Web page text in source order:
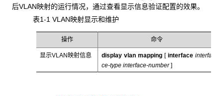
后VLAN映射的运行情况，通过查看显示信息验证配置的效果。
表1-1 VLAN映射显示和维护
操作 命令
显示VLAN映射信息 display vlan mapping [ interface interfa
ce-type interface-number ]